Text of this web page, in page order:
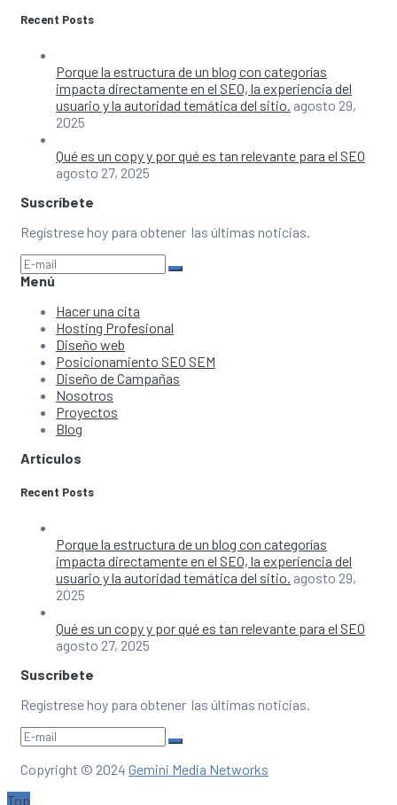
Recent Posts
Porque la estructura de un blog con categorías
impacta directamente en el SEO, la experiencia del
usuario y la autoridad temática del sitio. agosto 29,
2025
Qué es un copy y por qué es tan relevante para el SEO
agosto 27, 2025
Suscríbete
Regístrese hoy para obtener las últimas noticias.
Menú
Hacer una cita
Hosting Profesional
Diseño web
Posicionamiento SEO SEM
Diseño de Campañas
Nosotros
Proyectos
Blog
Artículos
Recent Posts
Porque la estructura de un blog con categorías
impacta directamente en el SEO, la experiencia del
usuario y la autoridad temática del sitio. agosto 29,
2025
Qué es un copy y por qué es tan relevante para el SEO
agosto 27, 2025
Suscríbete
Regístrese hoy para obtener las últimas noticias.
Copyright © 2024 Gemini Media Networks
Top